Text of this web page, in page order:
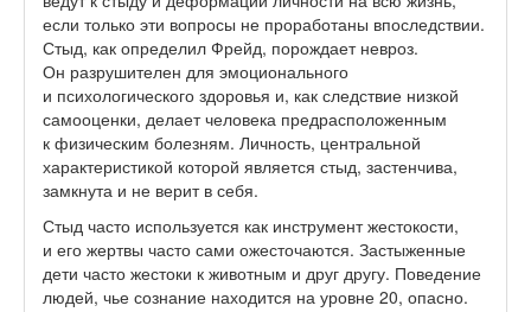
если только эти вопросы не проработаны впоследствии.
Стыд, как определил Фрейд, порождает невроз.
Он разрушителен для эмоционального
и психологического здоровья и, как следствие низкой
самооценки, делает человека предрасположенным
к физическим болезням. Личность, центральной
характеристикой которой является стыд, застенчива,
замкнута и не верит в себя.
Стыд часто используется как инструмент жестокости,
и его жертвы часто сами ожесточаются. Застыженные
дети часто жестоки к животным и друг другу. Поведение
людей, чье сознание находится на уровне 20, опасно.